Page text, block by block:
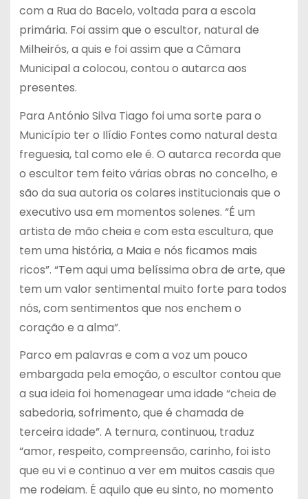
com a Rua do Bacelo, voltada para a escola
primária. Foi assim que o escultor, natural de
Milheirós, a quis e foi assim que a Câmara
Municipal a colocou, contou o autarca aos
presentes.
Para António Silva Tiago foi uma sorte para o
Município ter o Ilídio Fontes como natural desta
freguesia, tal como ele é. O autarca recorda que
o escultor tem feito várias obras no concelho, e
são da sua autoria os colares institucionais que o
executivo usa em momentos solenes. “É um
artista de mão cheia e com esta escultura, que
tem uma história, a Maia e nós ficamos mais
ricos”. “Tem aqui uma belíssima obra de arte, que
tem um valor sentimental muito forte para todos
nós, com sentimentos que nos enchem o
coração e a alma”.
Parco em palavras e com a voz um pouco
embargada pela emoção, o escultor contou que
a sua ideia foi homenagear uma idade “cheia de
sabedoria, sofrimento, que é chamada de
terceira idade”. A ternura, continuou, traduz
“amor, respeito, compreensão, carinho, foi isto
que eu vi e continuo a ver em muitos casais que
me rodeiam. É aquilo que eu sinto, no momento